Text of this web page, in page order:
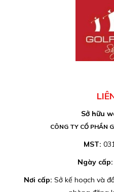
Sở hữu
CÔNG TY CỔ PHẦN
MST:
Ngày cấp:
Nơi cấp: Sở kế hoạch và